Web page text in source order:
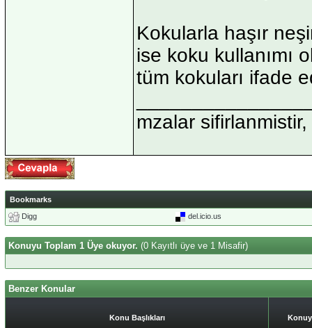
Kokularla haşır
ise koku kullanımı
tüm kokuları ifade
mzalar
Bookmarks
Digg
del.icio.us
Konuyu Toplam 1 Üye okuyor. (0 Kayıtlı üye ve 1 Misafir)
Benzer Konular
Konu Başlıkları